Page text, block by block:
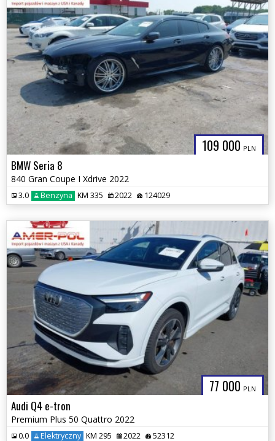
109 000 PLN
BMW Seria 8
840 Gran Coupe I Xdrive 2022
3.0 Benzyna KM 335 2022 124029
77 000 PLN
Audi Q4 e-tron
Premium Plus 50 Quattro 2022
0.0 Elektryczny KM 295 2022 52312